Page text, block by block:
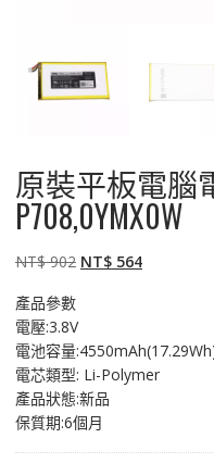
原裝平板電腦
P708,0YMX0W
NT$902 原
NT$ 902。
NT$564目
NT$ 564
產品參數
電壓:3.8V
電池容量
電芯類型: Li-Polymer
產品狀態:新品
保質期:6個月